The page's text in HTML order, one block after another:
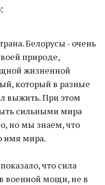
Белорусы - очень
природе,
жизненной
который в разные
выжить. При этом
сильными мира
но мы знаем, что
имя мира.
что сила
военной мощи, не в